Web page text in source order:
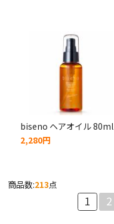
biseno ヘアオイル 80ml
2,280円
商品数:213点
1 2